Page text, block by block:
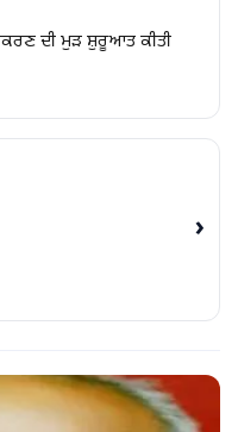
ਦੀ ਮੁੜ ਸ਼ੁਰੂਆਤ ਕੀਤੀ
›